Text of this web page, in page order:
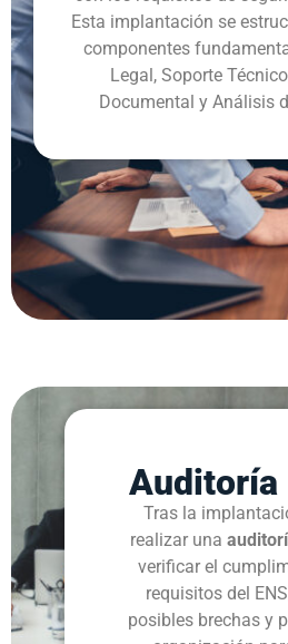
Esta implantación se
componentes
Legal, Soporte
Documental y Análisis
Auditoría
Tras la
realizar una
verificar el
requisitos del
posibles brechas y